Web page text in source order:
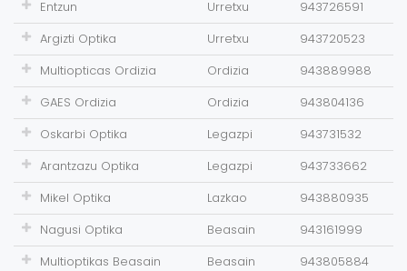
Entzun
Urretxu
943726591
Argizti Optika
Urretxu
943720523
Multiopticas Ordizia
Ordizia
943889988
GAES Ordizia
Ordizia
943804136
Oskarbi Optika
Legazpi
943731532
Arantzazu Optika
Legazpi
943733662
Mikel Optika
Lazkao
943880935
Nagusi Optika
Beasain
943161999
Multioptikas Beasain
Beasain
943805884